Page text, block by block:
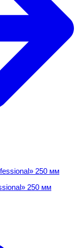
250 мм
250 мм